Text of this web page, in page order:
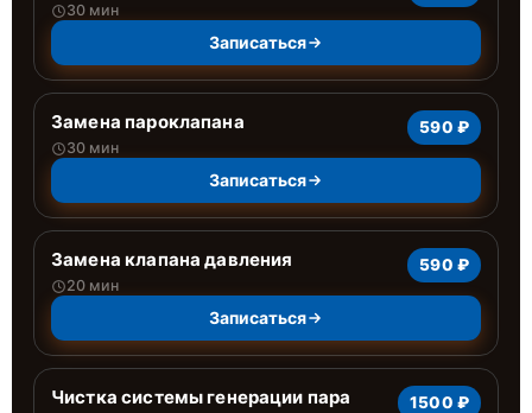
30 мин
Записаться
Замена пароклапана
30 мин
590 ₽
Записаться
Замена клапана давления
20 мин
590 ₽
Записаться
Чистка системы генерации пара 1500 ₽